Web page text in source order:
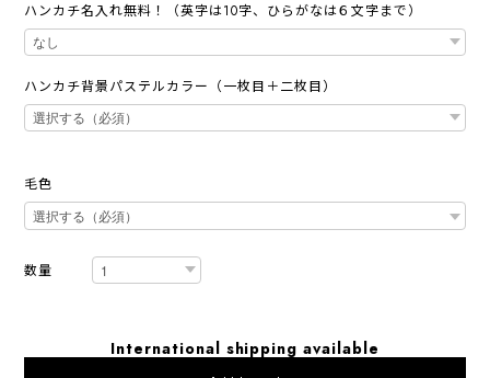
ハンカチ名入れ無料！（英字は10字、ひらがなは６文字まで）
ハンカチ背景パステルカラー（一枚目＋二枚目）
毛色
数量
International shipping available